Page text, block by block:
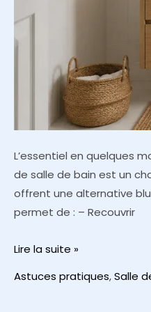
L’essentiel en quelques
de salle de bain est un
offrent une alternative
permet de : – Recouvrir
Rénover
Lire la suite »
Astuces pratiques,Salle